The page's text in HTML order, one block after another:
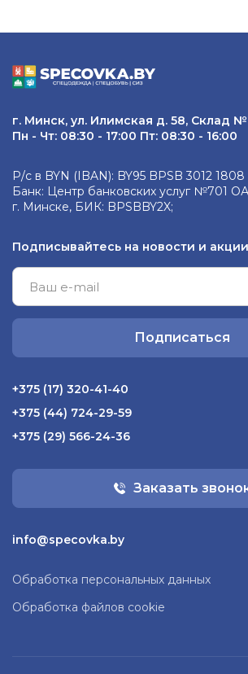
г. Минск, ул. Илимская д. 58, Склад
Пн - Чт: 08:30 - 17:00 Пт: 08:30 - 16:00
Р/с в BYN (IBAN): BY95 BPSB 3012
Банк: Центр банковских услуг №701
г. Минске, БИК: BPSBBY2X;
Подписывайтесь на новости и
Подписаться
+375 (17) 320-41-40
+375 (44) 724-29-59
+375 (29) 566-24-36
Заказать
info@specovka.by
Обработка персональных данных
Обработка файлов cookie